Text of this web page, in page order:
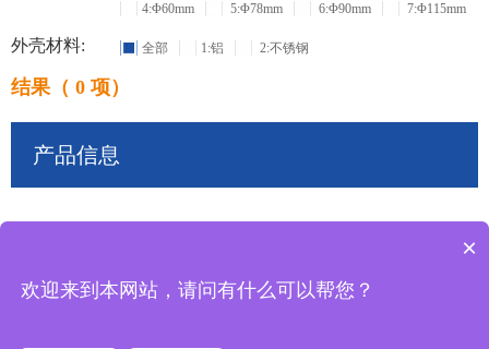
4:Φ60mm
5:Φ78mm 6:Φ90mm 7:Φ115mm
外壳材料: 全部 1:铝 2:不锈钢
结果（ 0 项）
产品信息
×
欢迎来到本网站，请问有什么可以帮您？